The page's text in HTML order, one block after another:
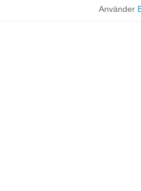
Använder